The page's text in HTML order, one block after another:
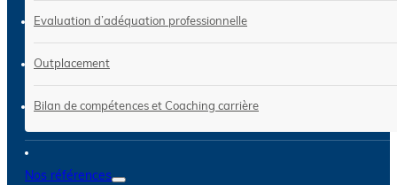
Evaluation d’adéquation professionnelle
Outplacement
Bilan de compétences et Coaching carrière
Nos références